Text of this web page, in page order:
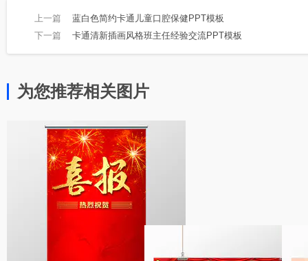
上一篇 蓝白色简约卡通儿童口腔保健PPT模板
下一篇 卡通清新插画风格班主任经验交流PPT模板
为您推荐相关图片